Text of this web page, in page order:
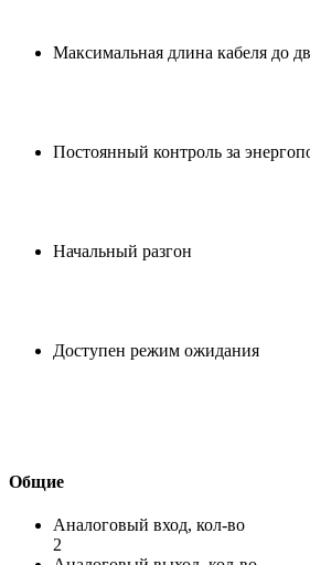
Максимальная длина кабеля до
Постоянный контроль за
Начальный разгон
Доступен режим ожидания
Общие
Аналоговый вход, кол-во
2